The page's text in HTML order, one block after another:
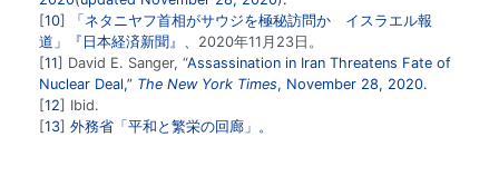
10
「ネタニヤフ首相がサウジを極秘訪問か イスラエル報
道」『日本経済新聞』、 2020年11月23日。
11
David E. Sanger, “Assassination in Iran Threatens Fate of
Nuclear Deal,” The New York Times, November 28, 2020.
12
Ibid.
13 外務省「平和と繁栄の回廊」。